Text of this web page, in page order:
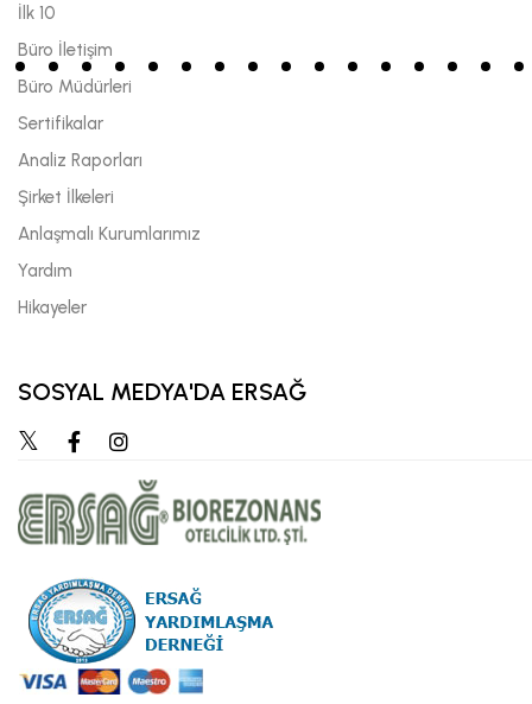
İlk 10
Büro İletişim
Büro Müdürleri
Sertifikalar
Analiz Raporları
Şirket İlkeleri
Anlaşmalı Kurumlarımız
Yardım
Hikayeler
SOSYAL MEDYA'DA ERSAĞ